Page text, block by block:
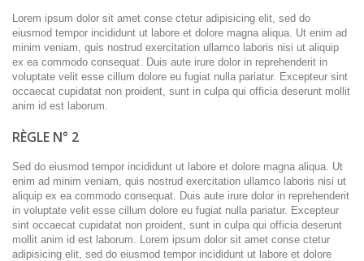
Lorem ipsum dolor sit amet conse ctetur adipisicing elit, sed do
eiusmod tempor incididunt ut labore et dolore magna aliqua. Ut enim ad
minim veniam, quis nostrud exercitation ullamco laboris nisi ut aliquip
ex ea commodo consequat. Duis aute irure dolor in reprehenderit in
voluptate velit esse cillum dolore eu fugiat nulla pariatur. Excepteur sint
occaecat cupidatat non proident, sunt in culpa qui officia deserunt mollit
anim id est laborum.
RÈGLE N° 2
Sed do eiusmod tempor incididunt ut labore et dolore magna aliqua. Ut
enim ad minim veniam, quis nostrud exercitation ullamco laboris nisi ut
aliquip ex ea commodo consequat. Duis aute irure dolor in reprehenderit
in voluptate velit esse cillum dolore eu fugiat nulla pariatur. Excepteur
sint occaecat cupidatat non proident, sunt in culpa qui officia deserunt
mollit anim id est laborum. Lorem ipsum dolor sit amet conse ctetur
adipisicing elit, sed do eiusmod tempor incididunt ut labore et dolore